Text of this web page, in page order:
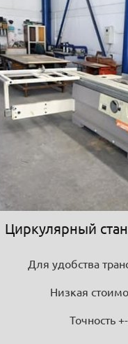
Циркулярный
Для удобства
Низкая
Точность